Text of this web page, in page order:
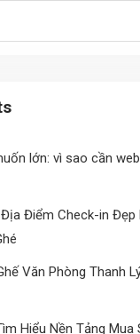
lớn: vì sao cần
Điểm Check-in Đẹp
Văn Phòng Thanh
Hiểu Nền Tảng Mua